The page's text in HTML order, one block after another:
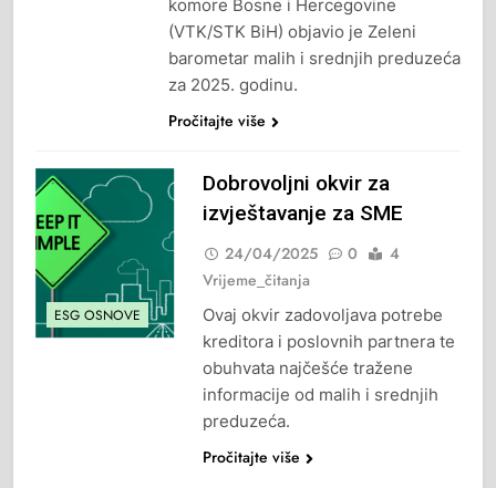
komore Bosne i Hercegovine
(VTK/STK BiH) objavio je Zeleni
barometar malih i srednjih preduzeća
za 2025. godinu.
Pročitajte više
ESG OSNOVE
Dobrovoljni okvir za
izvještavanje za SME
24/04/2025 0
4
Vrijeme_čitanja
Ovaj okvir zadovoljava potrebe
kreditora i poslovnih partnera te
obuhvata najčešće tražene
informacije od malih i srednjih
preduzeća.
Pročitajte više